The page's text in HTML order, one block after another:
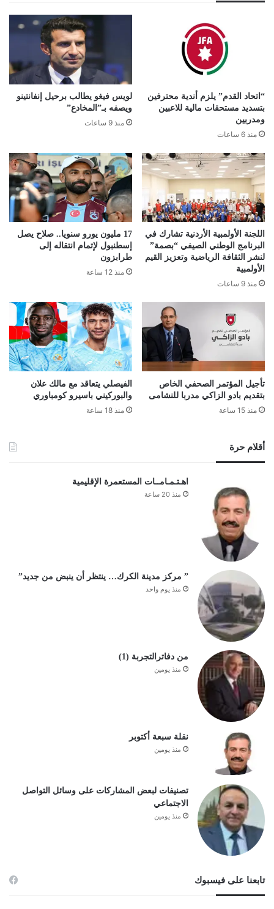
“اتحاد القدم” يلزم أندية محترفين
بتسديد مستحقات مالية للاعبين
ومدربين
منذ 6 ساعات
لويس فيغو يطالب برحيل إنفانتينو
ويصفه بـ”المخادع”
منذ 9 ساعات
اللجنة الأولمبية الأردنية تشارك في
البرنامج الوطني الصيفي “بصمة”
لنشر الثقافة الرياضية وتعزيز القيم
الأولمبية
منذ 9 ساعات
17 مليون يورو سنويا.. صلاح يصل
إسطنبول لإتمام انتقاله إلى
طرابزون
منذ 12 ساعة
تأجيل المؤتمر الصحفي الخاص
بتقديم بادو الزاكي مدربا للنشامى
منذ 15 ساعة
الفيصلي يتعاقد مع مالك علان
والبوركيني باسيرو كومباوري
منذ 18 ساعة
أقلام حرة
اهـتـمـامــات المستعمرة الإقليمية
منذ 20 ساعة
” مركز مدينة الكرك… ينتظر أن ينبض من جديد”
منذ يوم واحد
من دفاترالتجربة (1)
منذ يومين
نقلة سبعة أكتوبر
منذ يومين
تصنيفات لبعض المشاركات على وسائل التواصل
الاجتماعي
منذ يومين
تابعنا على فيسبوك